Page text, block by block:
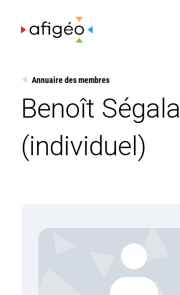
content
Annuaire des membres
Benoît Ségala
(individuel)